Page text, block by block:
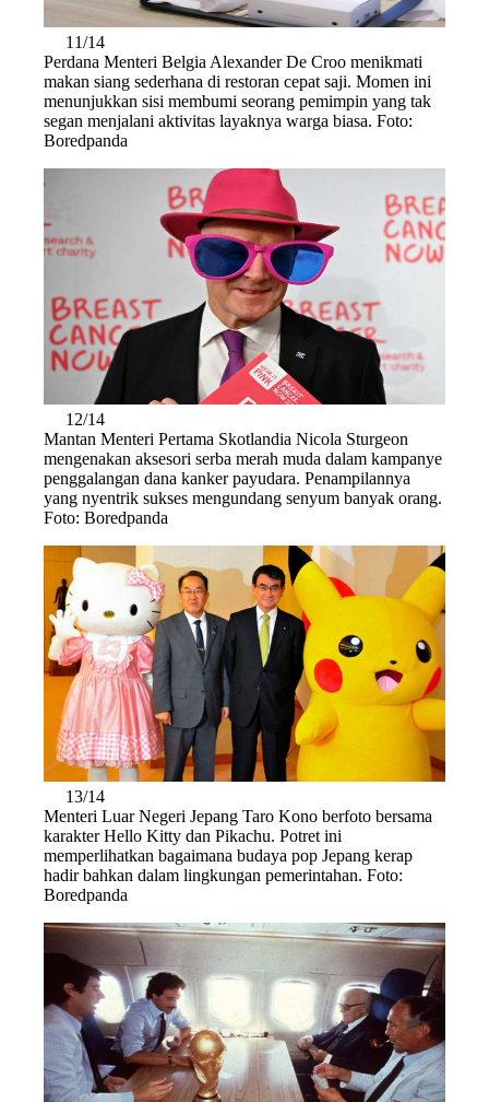
11/14
Perdana Menteri Belgia Alexander De Croo menikmati
makan siang sederhana di restoran cepat saji. Momen ini
menunjukkan sisi membumi seorang pemimpin yang tak
segan menjalani aktivitas layaknya warga biasa. Foto:
Boredpanda
12/14
Mantan Menteri Pertama Skotlandia Nicola Sturgeon
mengenakan aksesori serba merah muda dalam kampanye
penggalangan dana kanker payudara. Penampilannya
yang nyentrik sukses mengundang senyum banyak orang.
Foto: Boredpanda
13/14
Menteri Luar Negeri Jepang Taro Kono berfoto bersama
karakter Hello Kitty dan Pikachu. Potret ini
memperlihatkan bagaimana budaya pop Jepang kerap
hadir bahkan dalam lingkungan pemerintahan. Foto:
Boredpanda